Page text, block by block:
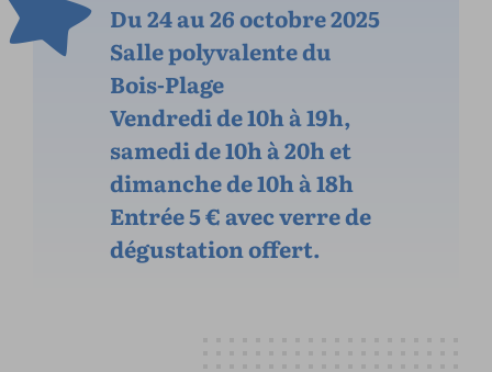
Du 24 au 26 octobre 2025
Salle polyvalente du
Bois-Plage
Vendredi de 10h à 19h,
samedi de 10h à 20h et
dimanche de 10h à 18h
Entrée 5 € avec verre de
dégustation offert.